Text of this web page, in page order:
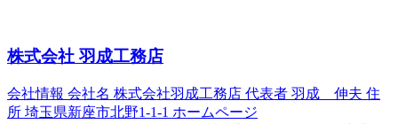
株式会社 羽成工務店
会社情報 会社名 株式会社羽成工務店 代表者 羽成 伸夫 住
所 埼玉県新座市北野1-1-1 ホームページ